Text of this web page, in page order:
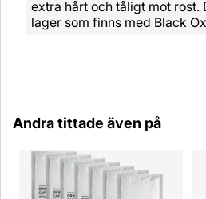
extra hårt och tåligt mot rost.
lager som finns med Black
Andra tittade även på